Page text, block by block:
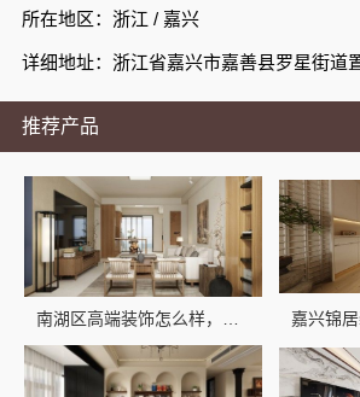
所在地区：浙江 / 嘉兴
详细地址：浙江省嘉兴市嘉善县罗星街道
推荐产品